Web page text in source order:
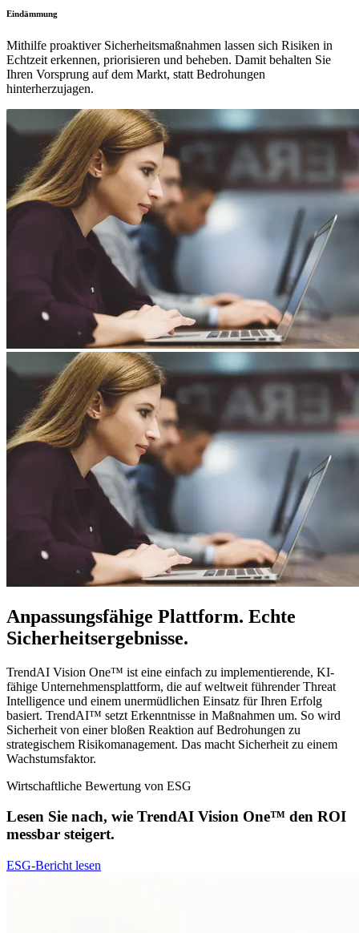
Eindämmung
Mithilfe proaktiver Sicherheitsmaßnahmen lassen sich Risiken in
Echtzeit erkennen, priorisieren und beheben. Damit behalten Sie
Ihren Vorsprung auf dem Markt, statt Bedrohungen
hinterherzujagen.
Anpassungsfähige Plattform. Echte
Sicherheitsergebnisse.
TrendAI Vision One™ ist eine einfach zu implementierende, KI-
fähige Unternehmensplattform, die auf weltweit führender Threat
Intelligence und einem unermüdlichen Einsatz für Ihren Erfolg
basiert. TrendAI™ setzt Erkenntnisse in Maßnahmen um. So wird
Sicherheit von einer bloßen Reaktion auf Bedrohungen zu
strategischem Risikomanagement. Das macht Sicherheit zu einem
Wachstumsfaktor.
Wirtschaftliche Bewertung von ESG​​​​‌ ‍ ​‍​‍‌‍ ‌ ​‍‌‍‍‌‌‍‌ ‌‍‍‌‌‍ ‍​‍​‍​ ‍‍​‍​‍‌ ​ ‌‍​‌‌‍ ‍‌‍‍‌‌ ‌​‌ ‍‌​‍ ‍‌‍‍‌‌‍ ​‍​‍​‍ ​​‍​‍‌‍‍​‌ ​‍‌‍‌‌‌‍‌‍​‍​‍​ ‍‍​‍​‍‌‍‍​‌ ‌​‌ ‌​‌ ​​​ ‍‍​‍ ​‍ ‌‍ ​‌‍ ‌‍​ ‌‍​‌‌‍ ​‌‍‍​‌‍ ‌ ​ ‌ ‌​​ ‍‍​ ​ ​ ​ ​ ​ ​ ‌​​‍ ‌‍‍‌‌‍ ‍‌ ‌​‌‍‌‌‌‍ ‍‌ ‌​​‍ ‌‍‌‌‌‍‌​‌‍‍‌‌ ‌​​‍ ‌‍ ‌‌‍ ‌‍‌​‌‍‌‌​ ‌‌ ​​‌ ​‍‌‍‌‌‌ ​ ‌‍‌‌‌‍ ‍‌ ‌​‌‍​‌‌ ‌​‌‍‍‌‌‍ ‌‍ ‍​ ‍ ‌‍‍‌‌‍‌​​ ‌‌‍‌​​ ‌​‌‍​ ​ ​‍​ ‌‍​ ​​​ ‍​‌‍​ ​‍ ‌‌‍‌‍‌‍​ ‌‍​ ​ ‌‍​‍ ‌​ ‌​​ ‍‌‌‍​‍‌‍‌​​‍ ‌‌‍​‌​ ​‌​ ‌​​ ‌‍​‍ ‌​ ‌​​ ​​​ ​‍​ ‌ ​ ​​​ ‍‌‌‍‌‍‌‍​‌​ ​‌​ ​‌​ ‍​​ ‍‌​ ‍ ‌ ‌​‌ ‍‌‌ ​​‌‍‌‌​ ‌‌ ​​‌‍​‌‌‍‌ ‌‍‌‌​ ‍ ‌ ​​‌‍​‌‌ ‌​‌‍‍​​ ‌‌ ​ ‌‍‌‌‌‍​ ‌ ‌​‌‍‍‌‌‍ ‌‍ ‍‌ ​ ​‍‌‌​ ‌‌‌​​‍‌‌ ‌‍‍ ‌‍‌‌‌ ‍‌​‍‌‌​ ​ ‌​‌​​‍‌‌​ ​ ‌​‌​​‍‌‌​ ​‍​ ​‍‌‍‌‍‌‍​ ​ ‌‍​ ​‍​ ​‍‌‍‌​​ ‌‌​ ​‌​ ‍‌‌‍‌‌‌‍​‍​ ‌ ​‍‌‌​ ​‍​ ​‍​‍‌‌​ ‌‌‌​‌​​‍ ‍‌‍‌‌‌ ‍‌‌‍‌‌‌‍​‍‌ ​‍‌‍ ‌ ‌ ​ ‌‍​‍‌‍​‌‌ ​ ‌‍‌‌‌‌‌‌‌ ​‍‌‍ ​​ ‌‌‍‍​‌ ‌​‌ ‌​‌ ​​​‍‌‌​ ​ ‌​​‌​‍‌‌​ ​‍‌​‌‍​‍‌‌​ ​‍‌​‌‍‌‍ ​‌‍ ‌‍​ ‌‍​‌‌‍ ​‌‍‍​‌‍ ‌ ​ ‌ ‌​​‍‌‌​ ​ ‌​​‌​ ​ ​ ​ ​ ​ ​ ‌​​‍‌‍‌‍‍‌‌‍‌​​ ‌‌‍‌​​ ‌​‌‍​ ​ ​‍​ ‌‍​ ​​​ ‍​‌‍​ ​‍ ‌‌‍‌‍‌‍​ ‌‍​ ​ ‌‍​‍ ‌​ ‌​​ ‍‌‌‍​‍‌‍‌​​‍ ‌‌‍​‌​ ​‌​ ‌​​ ‌‍​‍ ‌​ ‌​​ ​​​ ​‍​ ‌ ​ ​​​ ‍‌‌‍‌‍‌‍​‌​ ​‌​ ​‌​ ‍​​ ‍‌​‍‌‍‌ ‌​‌ ‍‌‌ ​​‌‍‌‌​ ‌‌ ​​‌‍​‌‌‍‌ ‌‍‌‌​‍‌‍‌ ​​‌‍​‌‌ ‌​‌‍‍​​ ‌‌ ​ ‌‍‌‌‌‍​ ‌ ‌​‌‍‍‌‌‍ ‌‍ ‍‌ ​ ​‍‌‌​ ‌‌‌​​‍‌‌ ‌‍‍ ‌‍‌‌‌ ‍‌​‍‌‌​ ​ ‌​‌​​‍‌‌​ ​ ‌​‌​​‍‌‌​ ​‍​ ​‍‌‍‌‍‌‍​ ​ ‌‍​ ​‍​ ​‍‌‍‌​​ ‌‌​ ​‌​ ‍‌‌‍‌‌‌‍​‍​ ‌ ​‍‌‌​ ​‍​ ​‍​‍‌‌​ ‌‌‌​‌​​‍ ‍‌‍‌‌‌ ‍‌‌‍‌‌‌‍​‍‌ ​‍‌‍ ‌ ‌ ​‍​‍‌ ‌
Lesen Sie nach, wie TrendAI Vision One™ den ROI
messbar steigert.​​​​‌ ‍ ​‍​‍‌‍ ‌ ​‍‌‍‍‌‌‍‌ ‌‍‍‌‌‍ ‍​‍​‍​ ‍‍​‍​‍‌ ​ ‌‍​‌‌‍ ‍‌‍‍‌‌ ‌​‌ ‍‌​‍ ‍‌‍‍‌‌‍ ​‍​‍​‍ ​​‍​‍‌‍‍​‌ ​‍‌‍‌‌‌‍‌‍​‍​‍​ ‍‍​‍​‍‌‍‍​‌ ‌​‌ ‌​‌ ​​​ ‍‍​‍ ​‍ ‌‍ ​‌‍ ‌‍​ ‌‍​‌‌‍ ​‌‍‍​‌‍ ‌ ​ ‌ ‌​​ ‍‍​ ​ ​ ​ ​ ​ ​ ‌​​‍ ‌‍‍‌‌‍ ‍‌ ‌​‌‍‌‌‌‍ ‍‌ ‌​​‍ ‌‍‌‌‌‍‌​‌‍‍‌‌ ‌​​‍ ‌‍ ‌‌‍ ‌‍‌​‌‍‌‌​ ‌‌ ​​‌ ​‍‌‍‌‌‌ ​ ‌‍‌‌‌‍ ‍‌ ‌​‌‍​‌‌ ‌​‌‍‍‌‌‍ ‌‍ ‍​ ‍ ‌‍‍‌‌‍‌​​ ‌‌‍‌​​ ‌​‌‍​ ​ ​‍​ ‌‍​ ​​​ ‍​‌‍​ ​‍ ‌‌‍‌‍‌‍​ ‌‍​ ​ ‌‍​‍ ‌​ ‌​​ ‍‌‌‍​‍‌‍‌​​‍ ‌‌‍​‌​ ​‌​ ‌​​ ‌‍​‍ ‌​ ‌​​ ​​​ ​‍​ ‌ ​ ​​​ ‍‌‌‍‌‍‌‍​‌​ ​‌​ ​‌​ ‍​​ ‍‌​ ‍ ‌ ‌​‌ ‍‌‌ ​​‌‍‌‌​ ‌‌ ​​‌‍​‌‌‍‌ ‌‍‌‌​ ‍ ‌ ​​‌‍​‌‌ ‌​‌‍‍​​ ‌‌ ​ ‌‍‌‌‌‍​ ‌ ‌​‌‍‍‌‌‍ ‌‍ ‍‌ ​ ​‍‌‌​ ‌‌‌​​‍‌‌ ‌‍‍ ‌‍‌‌‌ ‍‌​‍‌‌​ ​ ‌​‌​​‍‌‌​ ​ ‌​‌​​‍‌‌​ ​‍​ ​‍‌‍‌‍‌‍​ ​ ‌‍​ ​‍​ ​‍‌‍‌​​ ‌‌​ ​‌​ ‍‌‌‍‌‌‌‍​‍​ ‌ ​‍‌‌​ ​‍​ ​‍​‍‌‌​ ‌‌‌​‌​​‍ ‍‌‍‍​‌‍‌‌‌‍​‌‌‍‌​‌‍‍‌‌‍ ‍‌‍‌ ​ ‌‍​‍‌‍​‌‌ ​ ‌‍‌‌‌‌‌‌‌ ​‍‌‍ ​​ ‌‌‍‍​‌ ‌​‌ ‌​‌ ​​​‍‌‌​ ​ ‌​​‌​‍‌‌​ ​‍‌​‌‍​‍‌‌​ ​‍‌​‌‍‌‍ ​‌‍ ‌‍​ ‌‍​‌‌‍ ​‌‍‍​‌‍ ‌ ​ ‌ ‌​​‍‌‌​ ​ ‌​​‌​ ​ ​ ​ ​ ​ ​ ‌​​‍‌‍‌‍‍‌‌‍‌​​ ‌‌‍‌​​ ‌​‌‍​ ​ ​‍​ ‌‍​ ​​​ ‍​‌‍​ ​‍ ‌‌‍‌‍‌‍​ ‌‍​ ​ ‌‍​‍ ‌​ ‌​​ ‍‌‌‍​‍‌‍‌​​‍ ‌‌‍​‌​ ​‌​ ‌​​ ‌‍​‍ ‌​ ‌​​ ​​​ ​‍​ ‌ ​ ​​​ ‍‌‌‍‌‍‌‍​‌​ ​‌​ ​‌​ ‍​​ ‍‌​‍‌‍‌ ‌​‌ ‍‌‌ ​​‌‍‌‌​ ‌‌ ​​‌‍​‌‌‍‌ ‌‍‌‌​‍‌‍‌ ​​‌‍​‌‌ ‌​‌‍‍​​ ‌‌ ​ ‌‍‌‌‌‍​ ‌ ‌​‌‍‍‌‌‍ ‌‍ ‍‌ ​ ​‍‌‌​ ‌‌‌​​‍‌‌ ‌‍‍ ‌‍‌‌‌ ‍‌​‍‌‌​ ​ ‌​‌​​‍‌‌​ ​ ‌​‌​​‍‌‌​ ​‍​ ​‍‌‍‌‍‌‍​ ​ ‌‍​ ​‍​ ​‍‌‍‌​​ ‌‌​ ​‌​ ‍‌‌‍‌‌‌‍​‍​ ‌ ​‍‌‌​ ​‍​ ​‍​‍‌‌​ ‌‌‌​‌​​‍ ‍‌‍‍​‌‍‌‌‌‍​‌‌‍‌​‌‍‍‌‌‍ ‍‌‍‌ ​‍​‍‌ ‌
ESG-Bericht lesen